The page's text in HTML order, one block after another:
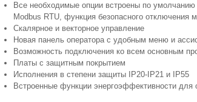
Выносной потенциометр к
преобразователю частоты, 1
КОМ, 0,5ВТ, IP66
Все необходимые опции встроены по
Modbus RTU, функция безопасного отключения
Скалярное и векторное управление
Новая панель оператора с удобным меню и
Возможность подключения ко всем основным
Платы с защитным покрытием
Исполнения в степени защиты IP20-IP21 и IP55
Встроенные функции энергоэффективности для